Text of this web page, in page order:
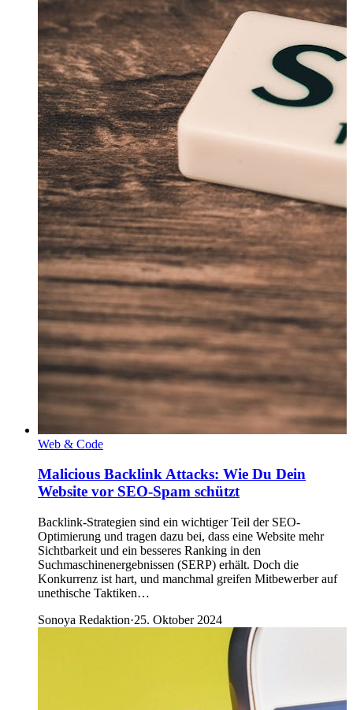
Web & Code
Malicious Backlink Attacks: Wie Du Dein
Website vor SEO-Spam schützt
Backlink-Strategien sind ein wichtiger Teil der SEO-
Optimierung und tragen dazu bei, dass eine Website mehr
Sichtbarkeit und ein besseres Ranking in den
Suchmaschinenergebnissen (SERP) erhält. Doch die
Konkurrenz ist hart, und manchmal greifen Mitbewerber auf
unethische Taktiken…
Sonoya Redaktion·25. Oktober 2024